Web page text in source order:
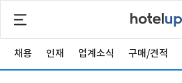
채용 인재 업계소식 구매/견적